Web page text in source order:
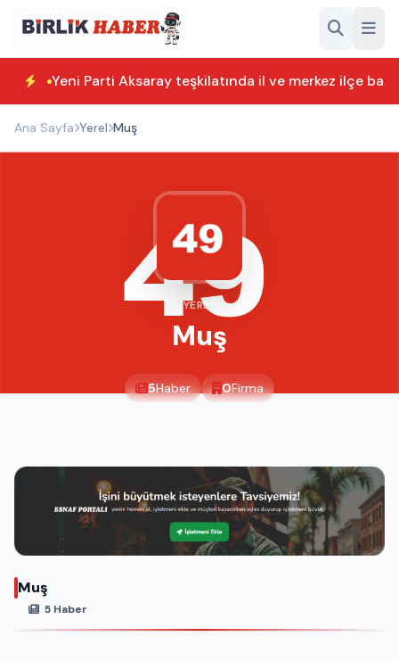
Yeni Parti Aksaray teşkilatında il ve merkez ilçe
Ana Sayfa Yerel Muş
YEREL
Muş
5Haber 0Firma
Muş
5 Haber